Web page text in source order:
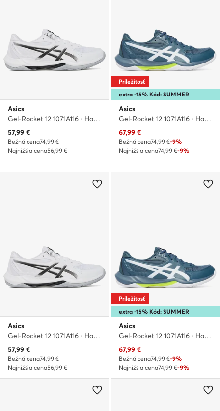
Asics
Gel-Rocket 12 1071A116 · Halové topánky
Aktuálna cena
57,99 €
Bežná cena74,99 €
Najnižšia cena56,99 €
extra -15% Kód: SUMMER
Príležitosť
Asics
Gel-Rocket 12 1071A116 · Halové topánky
Aktuálna cena
67,99 €
Bežná cena74,99 €-9%
Najnižšia cena74,99 €-9%
Asics
Gel-Rocket 12 1071A116 · Halové topánky
Aktuálna cena
57,99 €
Bežná cena74,99 €
Najnižšia cena56,99 €
extra -15% Kód: SUMMER
Príležitosť
Asics
Gel-Rocket 12 1071A116 · Halové topánky
Aktuálna cena
67,99 €
Bežná cena74,99 €-9%
Najnižšia cena74,99 €-9%